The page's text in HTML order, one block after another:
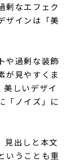
剰なエフェク
ザインは「美
や過剰な装飾
が見やすくま
美しいデザイ
「ノイズ」に
見出しと本文
いうことも重